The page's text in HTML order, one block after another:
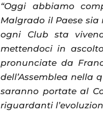
“Oggi abbiamo
Malgrado il Paese
ogni Club sta
mettendoci in
pronunciate da
dell’Assemblea nella
saranno portate al
riguardanti